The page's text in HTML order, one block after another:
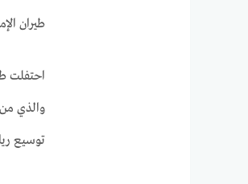
طيران
والذي من
توسيع